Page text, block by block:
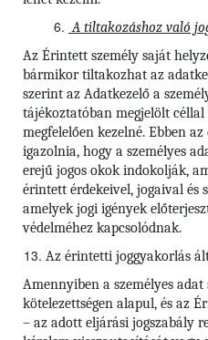
A tiltakozáshoz való
Az Érintett személy saját
bármikor tiltakozhat az
szerint az Adatkezelő a
tájékoztatóban megjelölt céllal
megfelelően kezelné. Ebben
igazolnia, hogy a személyes
erejű jogos okok indokolják,
érintett érdekeivel, jogaival és
amelyek jogi igények
védelméhez kapcsolódnak.
Az érintetti joggyakorlás
Amennyiben a személyes
kötelezettségen alapul, és az
– az adott eljárási jogszabály